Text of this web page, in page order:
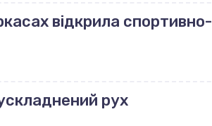
відкрила спортивно-
рух